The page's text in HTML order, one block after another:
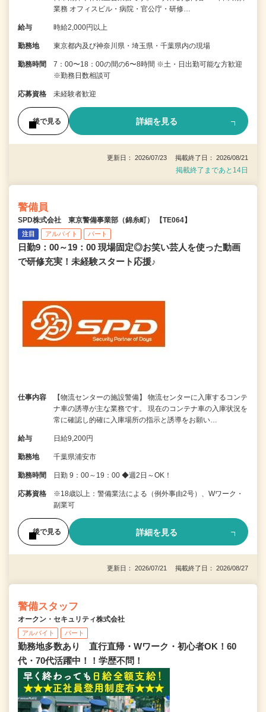
業務 オフィスビル・病院・官公庁・研修…
給与 時給2,000円以上
勤務地 東京都内及び神奈川県・埼玉県・千葉県内の現場
勤務時間
7：00〜18：00の間の6〜8時間 ※土・日出勤可能な方歓迎
※勤務日数相談可
応募資格 未経験者歓迎
後で見る 詳細を見る
更新日： 2026/07/23 掲載終了日： 2026/08/21
掲載終了まであと14日
警備員
SPD株式会社 東京警備事業部（錦糸町） 【TE064】
注目 アルバイト パート
日勤9：00～19：00 現場固定◎お笑い芸人を使った動画
で研修充実！未経験スタート応援♪
仕事内容
【物流センターの施設警備】 物流センターに入庫するコンテ
ナ車の誘導が主な業務です。 現在のコンテナ車の入庫状況を
常に確認し的確に入庫場所の指示と誘導をお願い…
給与 日給9,200円
勤務地 千葉県浦安市
勤務時間 日勤 9：00～19：00 ◆週2日～OK！
応募資格
※18歳以上：警備業法による（例外事由2号）、Wワーク・
副業可
後で見る 詳細を見る
更新日： 2026/07/21 掲載終了日： 2026/08/27
警備スタッフ
オークン・セキュリティ株式会社
アルバイト パート
勤務地多数あり 直行直帰・Wワーク・初心者OK！60
代・70代活躍中！！学歴不問！